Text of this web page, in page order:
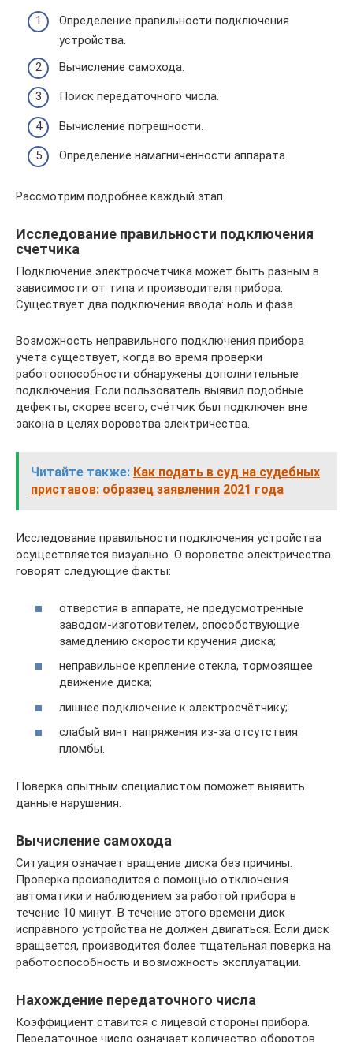
Определение правильности подключения
устройства.
Вычисление самохода.
Поиск передаточного числа.
Вычисление погрешности.
Определение намагниченности аппарата.
Рассмотрим подробнее каждый этап.
Исследование правильности подключения
счетчика
Подключение электросчётчика может быть разным в
зависимости от типа и производителя прибора.
Существует два подключения ввода: ноль и фаза.
Возможность неправильного подключения прибора
учёта существует, когда во время проверки
работоспособности обнаружены дополнительные
подключения. Если пользователь выявил подобные
дефекты, скорее всего, счётчик был подключен вне
закона в целях воровства электричества.
Читайте также: Как подать в суд на судебных
приставов: образец заявления 2021 года
Исследование правильности подключения устройства
осуществляется визуально. О воровстве электричества
говорят следующие факты:
отверстия в аппарате, не предусмотренные
заводом-изготовителем, способствующие
замедлению скорости кручения диска;
неправильное крепление стекла, тормозящее
движение диска;
лишнее подключение к электросчётчику;
слабый винт напряжения из-за отсутствия
пломбы.
Поверка опытным специалистом поможет выявить
данные нарушения.
Вычисление самохода
Ситуация означает вращение диска без причины.
Проверка производится с помощью отключения
автоматики и наблюдением за работой прибора в
течение 10 минут. В течение этого времени диск
исправного устройства не должен двигаться. Если диск
вращается, производится более тщательная поверка на
работоспособность и возможность эксплуатации.
Нахождение передаточного числа
Коэффициент ставится с лицевой стороны прибора.
Передаточное число означает количество оборотов